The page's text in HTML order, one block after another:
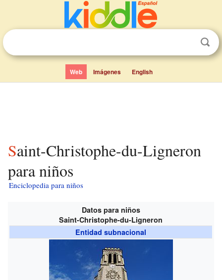
Web Imágenes English
Saint-Christophe-du-Ligneron
para niños
Enciclopedia para niños
Datos para niños
Saint-Christophe-du-Ligneron
Entidad subnacional